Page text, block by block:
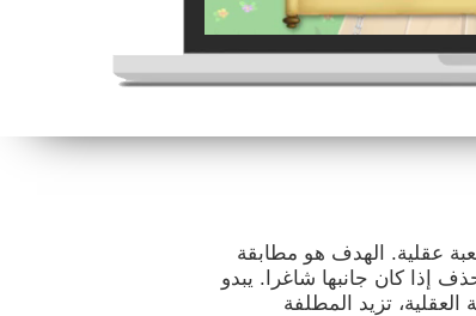
عقلية. الهدف هو مطابقة
إذا كان جانبها شاغرا. يبدو
تزيد المطلفة